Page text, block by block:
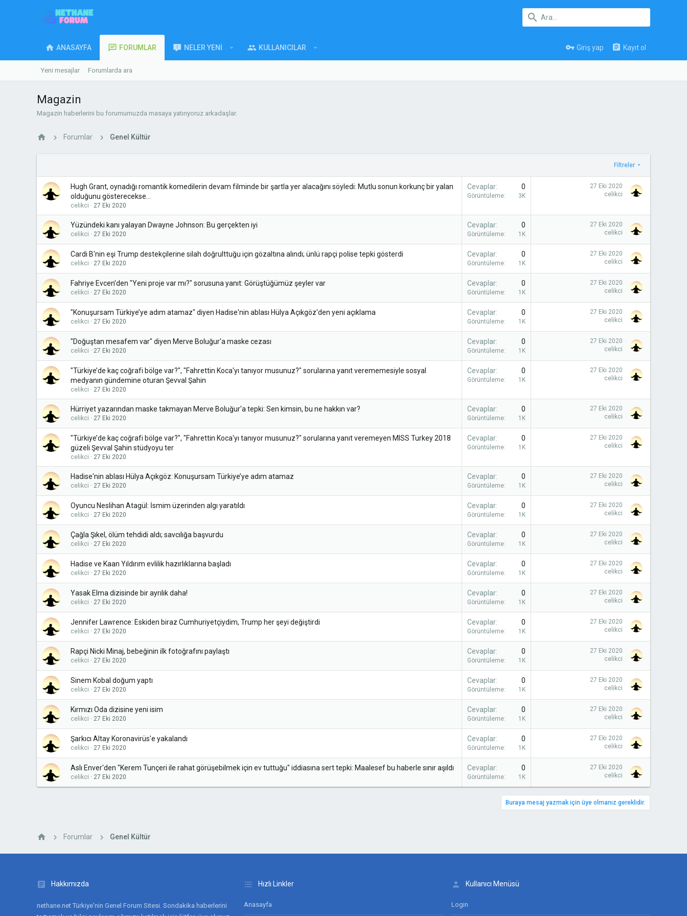
ANASAYFA FORUMLAR NELER YENI KULLANICILAR Giriş yap Kayıt ol
Yeni mesajlar Forumlarda ara
Magazin
Magazin haberlerini bu forumumuzda masaya yatırıyoruz arkadaşlar.
Forumlar Genel Kültür
Filtreler
Hugh Grant, oynadığı romantik komedilerin devam filminde bir şartla yer alacağını söyledi: Mutlu sonun korkunç bir yalan
olduğunu gösterecekse...
celikci 27 Eki 2020
Cevaplar 0
Görüntüleme 3K
27 Eki 2020
celikci
Yüzündeki kanı yalayan Dwayne Johnson: Bu gerçekten iyi
celikci 27 Eki 2020
Cevaplar 0
Görüntüleme 1K
27 Eki 2020
celikci
Cardi B'nin eşi Trump destekçilerine silah doğrulttuğu için gözaltına alındı; ünlü rapçi polise tepki gösterdi
celikci 27 Eki 2020
Cevaplar 0
Görüntüleme 1K
27 Eki 2020
celikci
Fahriye Evcen'den "Yeni proje var mı?" sorusuna yanıt: Görüştüğümüz şeyler var
celikci 27 Eki 2020
Cevaplar 0
Görüntüleme 1K
27 Eki 2020
celikci
"Konuşursam Türkiye’ye adım atamaz" diyen Hadise'nin ablası Hülya Açıkgöz'den yeni açıklama
celikci 27 Eki 2020
Cevaplar 0
Görüntüleme 1K
27 Eki 2020
celikci
"Doğuştan mesafem var" diyen Merve Boluğur'a maske cezası
celikci 27 Eki 2020
Cevaplar 0
Görüntüleme 1K
27 Eki 2020
celikci
"Türkiye’de kaç coğrafi bölge var?", "Fahrettin Koca'yı tanıyor musunuz?" sorularına yanıt verememesiyle sosyal
medyanın gündemine oturan Şevval Şahin
celikci 27 Eki 2020
Cevaplar 0
Görüntüleme 1K
27 Eki 2020
celikci
Hürriyet yazarından maske takmayan Merve Boluğur'a tepki: Sen kimsin, bu ne hakkın var?
celikci 27 Eki 2020
Cevaplar 0
Görüntüleme 1K
27 Eki 2020
celikci
"Türkiye’de kaç coğrafi bölge var?", "Fahrettin Koca'yı tanıyor musunuz?" sorularına yanıt veremeyen MISS Turkey 2018
güzeli Şevval Şahin stüdyoyu ter
celikci 27 Eki 2020
Cevaplar 0
Görüntüleme 1K
27 Eki 2020
celikci
Hadise'nin ablası Hülya Açıkgöz: Konuşursam Türkiye’ye adım atamaz
celikci 27 Eki 2020
Cevaplar 0
Görüntüleme 1K
27 Eki 2020
celikci
Oyuncu Neslihan Atagül: İsmim üzerinden algı yaratıldı
celikci 27 Eki 2020
Cevaplar 0
Görüntüleme 1K
27 Eki 2020
celikci
Çağla Şıkel, ölüm tehdidi aldı; savcılığa başvurdu
celikci 27 Eki 2020
Cevaplar 0
Görüntüleme 1K
27 Eki 2020
celikci
Hadise ve Kaan Yıldırım evlilik hazırlıklarına başladı
celikci 27 Eki 2020
Cevaplar 0
Görüntüleme 1K
27 Eki 2020
celikci
Yasak Elma dizisinde bir ayrılık daha!
celikci 27 Eki 2020
Cevaplar 0
Görüntüleme 1K
27 Eki 2020
celikci
Jennifer Lawrence: Eskiden biraz Cumhuriyetçiydim, Trump her şeyi değiştirdi
celikci 27 Eki 2020
Cevaplar 0
Görüntüleme 1K
27 Eki 2020
celikci
Rapçi Nicki Minaj, bebeğinin ilk fotoğrafını paylaştı
celikci 27 Eki 2020
Cevaplar 0
Görüntüleme 1K
27 Eki 2020
celikci
Sinem Kobal doğum yaptı
celikci 27 Eki 2020
Cevaplar 0
Görüntüleme 1K
27 Eki 2020
celikci
Kırmızı Oda dizisine yeni isim
celikci 27 Eki 2020
Cevaplar 0
Görüntüleme 1K
27 Eki 2020
celikci
Şarkıcı Altay Koronavirüs'e yakalandı
celikci 27 Eki 2020
Cevaplar 0
Görüntüleme 1K
27 Eki 2020
celikci
Aslı Enver'den "Kerem Tunçeri ile rahat görüşebilmek için ev tuttuğu" iddiasına sert tepki: Maalesef bu haberle sınır aşıldı
celikci 27 Eki 2020
Cevaplar 0
Görüntüleme 1K
27 Eki 2020
celikci
Buraya mesaj yazmak için üye olmanız gereklidir.
Forumlar Genel Kültür
Hakkımızda
nethane.net Türkiye'nin Genel Forum Sitesi. Sondakika haberlerini
Hızlı Linkler
Anasayfa
Kullanıcı Menüsü
Login